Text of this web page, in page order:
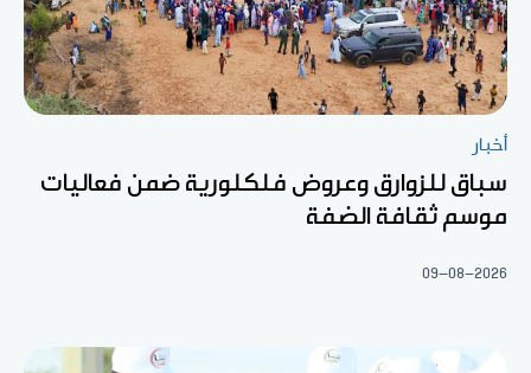
أخبار
سباق للزوارق وعروض فلكلورية ضمن فعاليات
موسم ثقافة الضفة
09-08-2026